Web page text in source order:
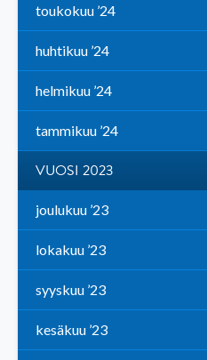
toukokuu ’24
huhtikuu ’24
helmikuu ’24
tammikuu ’24
VUOSI 2023
joulukuu ’23
lokakuu ’23
syyskuu ’23
kesäkuu ’23